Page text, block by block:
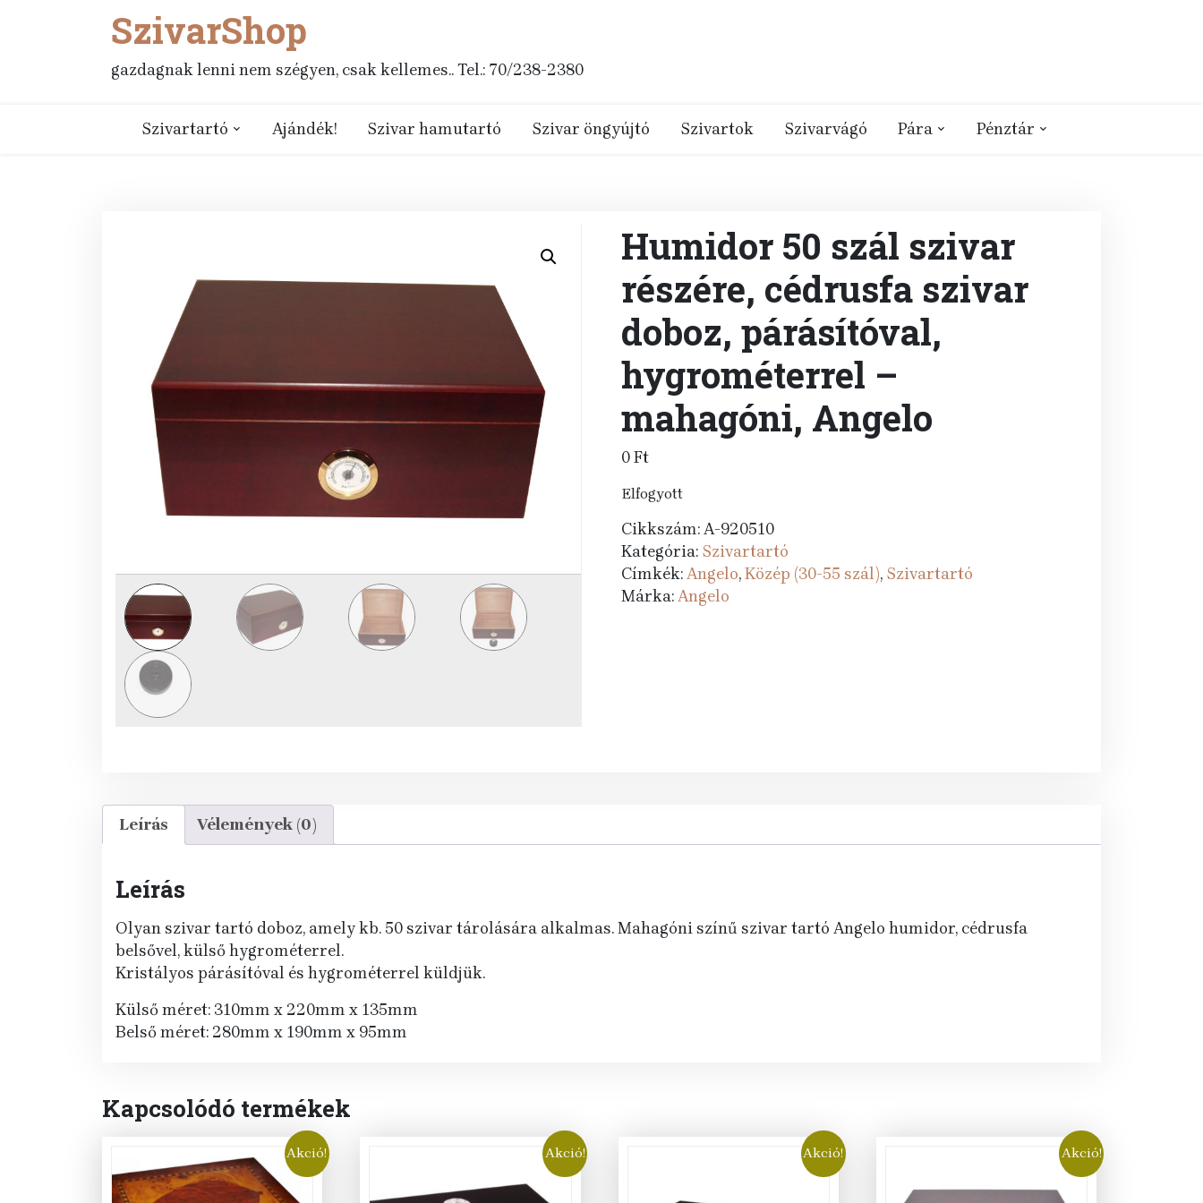
SzivarShop
gazdagnak lenni nem szégyen, csak kellemes.. Tel.: 70/238-2380
Szivartartó Ajándék! Szivar hamutartó Szivar öngyújtó Szivartok Szivarvágó Pára Pénztár
Humidor 50 szál szivar
részére, cédrusfa szivar
doboz, párásítóval,
hygrométerrel –
mahagóni, Angelo
0Ft
Elfogyott
Cikkszám:A-920510
Kategória: Szivartartó
Címkék:Angelo,Közép (30-55 szál), Szivartartó
Márka:Angelo
Leírás Vélemények (0)
Leírás
Olyan szivar tartó doboz, amely kb. 50 szivar tárolására alkalmas. Mahagóni színű szivar tartó Angelo humidor, cédrusfa
belsővel, külső hygrométerrel.
Kristályos párásítóval és hygrométerrel küldjük.
Külső méret: 310mm x 220mm x 135mm
Belső méret: 280mm x 190mm x 95mm
Kapcsolódó termékek
Akció! Akció! Akció! Akció!